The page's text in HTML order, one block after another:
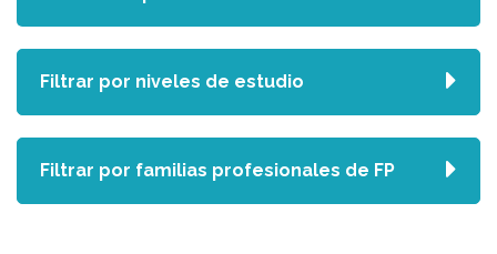
Filtrar por niveles de estudio
Filtrar por familias profesionales de FP